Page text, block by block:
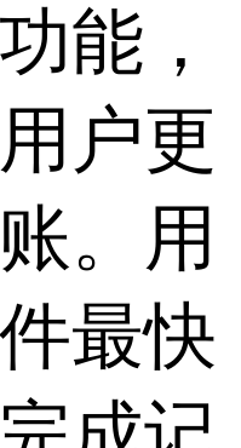
能，
户更
。用
最快